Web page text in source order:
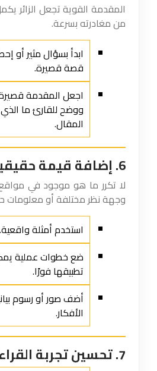
المقدمة القوية تجعل الزائر
من مغادرته بسرعة.
ابدأ بسؤال مثير أو
قصة قصيرة.
اجعل المقدمة
ووضح للقارئ ما
المقال.
6. إضافة قيمة حقيقية للمحتوى
لا تكرر ما هو موجود في
وجهة نظر مختلفة أو معلومات
استخدم أمثلة واقعية.
ضع خطوات عملية
تطبيقها فورًا.
أضف صور أو رسوم
الأفكار.
7. تحسين تجربة القراءة